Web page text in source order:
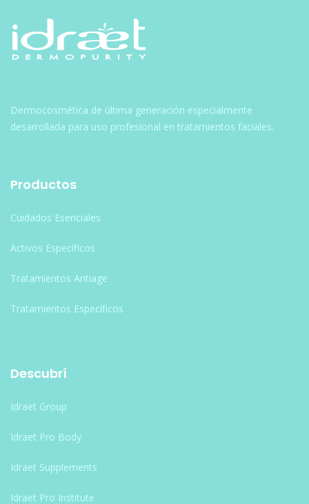
Dermocosmética de última generación especialmente
desarrollada para uso profesional en tratamientos faciales.
Productos
Cuidados Esenciales
Activos Específicos
Tratamientos Antiage
Tratamientos Específicos
Descubrí
Idraet Group
Idraet Pro Body
Idraet Supplements
Idraet Pro Institute